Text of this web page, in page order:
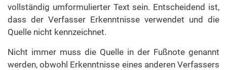
vollständig umformulierter Text sein. Entscheidend ist,
dass der Verfasser Erkenntnisse verwendet und die
Quelle nicht kennzeichnet.
Nicht immer muss die Quelle in der Fußnote genannt
werden, obwohl Erkenntnisse eines anderen Verfassers